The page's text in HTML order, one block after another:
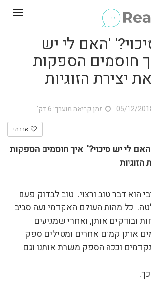
'האם לי יש
חוסמים הספקות
יצירת הזוגיות
זמן קריאה מוערך: 6 דק'
אהבתי
לייש סיכוי?' איך חוסמים הספקות
הזוגיות
הוא דבר טוב ורצוי. טוב לבדוק פעם
כל מהות העולם האקדמי נעה סביב
ובודקים אותן, ואחרי שמגיעים
אותן קמים אחרים ומטילים ספק
וככה הספק משרת אותנו וגם